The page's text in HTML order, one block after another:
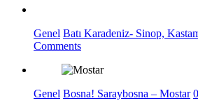
Genel Batı Karadeniz- Sinop,
Comments
Genel Bosna! Saraybosna – Mostar